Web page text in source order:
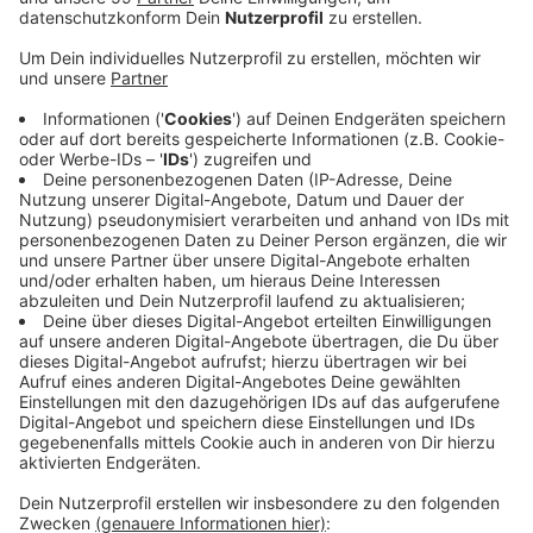
Anzeige
Vorgesehen ist laut den Unterlagen, dass die Stadt
dazu ein eigenes Projekt umsetzt. Bei der Suche nach
einer öffentlichen Toiletten sollen in Korschenbroich
künftig Aufkleber helfen. Die sollen gut sichtbar
beispielsweise an Schaufenstern oder im
Eingangsbereich von Verwaltungsgebäuden
angebracht werden. Wer eine Toilette sucht, weiß
dann, dass er hier fündig wird. In Neuss gibt es schon
eine ähnliche Aktion. Über die App "Nette Toilette"
finden Besucher der Stadt viele WC´s im öffentlichen
Raum. Partner sind zum Beispiel Gastronomiebetriebe,
die Aufkleber zur "netten Toilette" an der Tür haben